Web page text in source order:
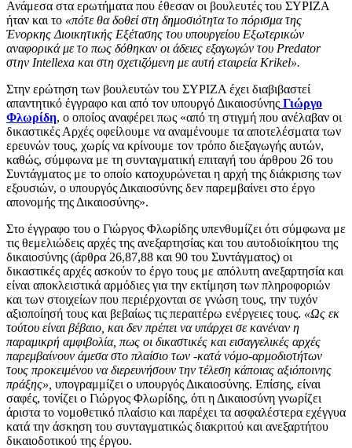
Ανάμεσα στα ερωτήματα που έθεσαν οι βουλευτές του ΣΥΡΙΖΑ
ήταν και το «πότε θα δοθεί στη δημοσιότητα το πόρισμα της
Ένορκης Διοικητικής Εξέτασης του υπουργείου Εξωτερικών
αναφορικά με το πως δόθηκαν οι άδειες εξαγωγών του Predator
στην Intellexa και στη σχετιζόμενη με αυτή εταιρεία Krikel».
Στην ερώτηση των βουλευτών του ΣΥΡΙΖΑ έχει διαβιβαστεί
απαντητικό έγγραφο και από τον υπουργό Δικαιοσύνης Γιώργο
Φλωρίδη, o οποίος αναφέρει πως «από τη στιγμή που ανέλαβαν οι
δικαστικές Αρχές οφείλουμε να αναμένουμε τα αποτελέσματα των
ερευνών τους, χωρίς να κρίνουμε τον τρόπο διεξαγωγής αυτών,
καθώς, σύμφωνα με τη συνταγματική επιταγή του άρθρου 26 του
Συντάγματος με το οποίο κατοχυρώνεται η αρχή της διάκρισης των
εξουσιών, ο υπουργός Δικαιοσύνης δεν παρεμβαίνει στο έργο
απονομής της Δικαιοσύνης».
Στο έγγραφο του ο Γιώργος Φλωρίδης υπενθυμίζει ότι σύμφωνα με
τις θεμελιώδεις αρχές της ανεξαρτησίας και του αυτοδιοίκητου της
δικαιοσύνης (άρθρα 26,87,88 και 90 του Συντάγματος) οι
δικαστικές αρχές ασκούν το έργο τους με απόλυτη ανεξαρτησία και
είναι αποκλειστικά αρμόδιες για την εκτίμηση των πληροφοριών
και των στοιχείων που περιέρχονται σε γνώση τους, την τυχόν
αξιοποίησή τους και βεβαίως τις περαιτέρω ενέργειες τους. «Ως εκ
τούτου είναι βέβαιο, και δεν πρέπει να υπάρχει σε κανέναν η
παραμικρή αμφιβολία, πως οι δικαστικές και εισαγγελικές αρχές
παρεμβαίνουν άμεσα στο πλαίσιο των -κατά νόμο-αρμοδιοτήτων
τους προκειμένου να διερευνήσουν την τέλεση κάποιας αξιόποινης
πράξης», υπογραμμίζει ο υπουργός Δικαιοσύνης. Επίσης, είναι
σαφές, τονίζει ο Γιώργος Φλωρίδης, ότι η Δικαιοσύνη γνωρίζει
άριστα το νομοθετικό πλαίσιο και παρέχει τα ασφαλέστερα εχέγγυα
κατά την άσκηση του συνταγματικώς διακριτού και ανεξαρτήτου
δικαιοδοτικού της έργου.